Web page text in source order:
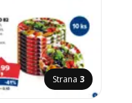
Strana 3